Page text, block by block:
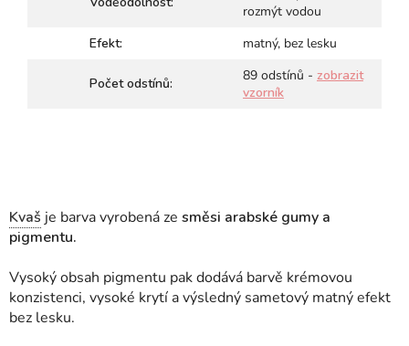
rozmýt vodou
Efekt:
matný, bez lesku
Počet odstínů: 89 odstínů - zobrazit
vzorník
Kvaš je barva vyrobená ze směsi arabské gumy a
pigmentu.
Vysoký obsah pigmentu pak dodává barvě krémovou
konzistenci, vysoké krytí a výsledný sametový matný efekt
bez lesku.